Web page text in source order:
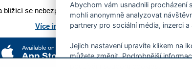
se nebezpečí, odstávky, poruchy a výpadky
Více informací o aplikaci
Abychom vám usnadnili procházení
mohli anonymně analyzovat
partnery pro sociální média, inzerci a
Jejich nastavení upravíte klikem na
můžete změnit. Podrobnější